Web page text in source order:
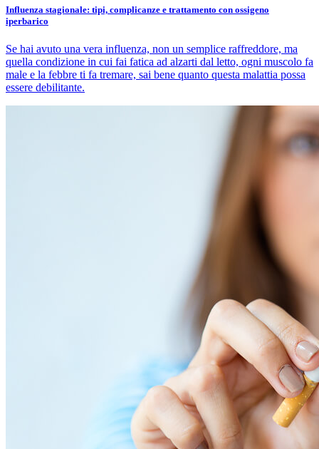
Influenza stagionale: tipi, complicanze e trattamento con ossigeno
iperbarico
Se hai avuto una vera influenza, non un semplice raffreddore, ma
quella condizione in cui fai fatica ad alzarti dal letto, ogni muscolo fa
male e la febbre ti fa tremare, sai bene quanto questa malattia possa
essere debilitante.